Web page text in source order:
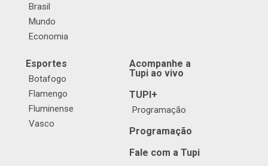
Brasil
Mundo
Economia
Esportes
Botafogo
Flamengo
Fluminense
Vasco
Acompanhe a
Tupi ao vivo
TUPI+
Programação
Programação
Fale com a Tupi